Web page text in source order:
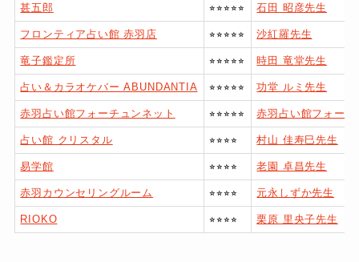
甚五郎 ⭐︎⭐︎⭐︎⭐︎⭐︎ 石田 昭彦先生
フロンティア占い館 赤羽店 ⭐︎⭐︎⭐︎⭐︎⭐︎ 沙紅羅先生
竜子鑑定所 ⭐︎⭐︎⭐︎⭐︎⭐︎ 時田 竜堂先生
占い＆カラオケバー ABUNDANTIA ⭐︎⭐︎⭐︎⭐︎⭐︎ 功堂 ルミ先生
赤羽占い館フォーチュンネット ⭐︎⭐︎⭐︎⭐︎⭐︎ 赤羽占い館フォー
占い館 クリスタル ⭐︎⭐︎⭐︎⭐︎ 村山 佳寿巳先生
易学館 ⭐︎⭐︎⭐︎⭐︎ 老園 卓昌先生
赤羽カウンセリングルーム ⭐︎⭐︎⭐︎⭐︎ 元永しずか先生
RIOKO ⭐︎⭐︎⭐︎⭐︎ 栗原 里央子先生